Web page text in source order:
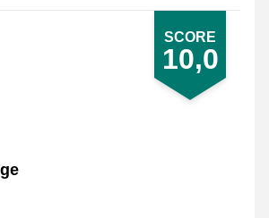
SCORE
10,0